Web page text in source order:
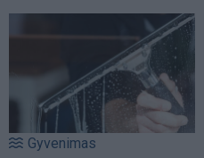
Gyvenimas